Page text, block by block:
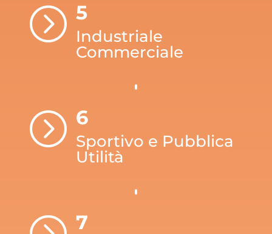
= 5
Industriale
Commerciale
= 6
Sportivo e Pubblica
Utilità
7